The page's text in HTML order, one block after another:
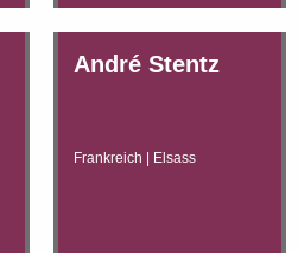
André Stentz
Frankreich | Elsass